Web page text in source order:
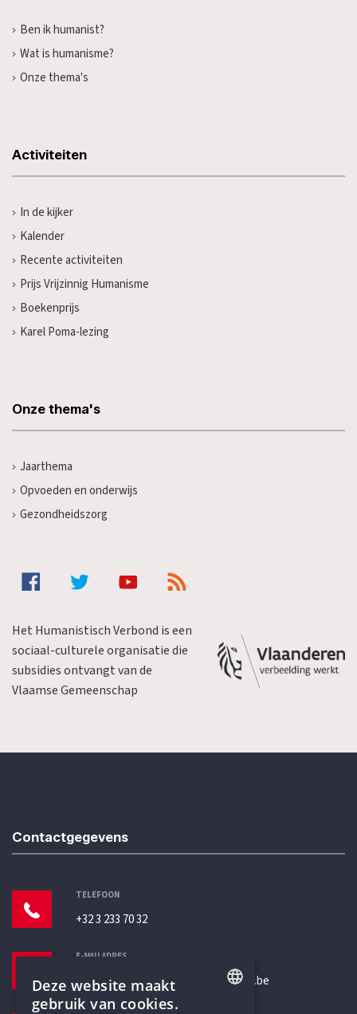
Ben ik humanist?
Wat is humanisme?
Onze thema's
Activiteiten
In de kijker
Kalender
Recente activiteiten
Prijs Vrijzinnig Humanisme
Boekenprijs
Karel Poma-lezing
Onze thema's
Jaarthema
Opvoeden en onderwijs
Gezondheidszorg
Het Humanistisch Verbond is een
sociaal-culturele organisatie die
subsidies ontvangt van de
Vlaamse Gemeenschap
Contactgegevens
TELEFOON
+32 3 233 70 32
E-MAILADRES
secretariaat@humanistischverbond.be
Deze website maakt
gebruik van cookies.